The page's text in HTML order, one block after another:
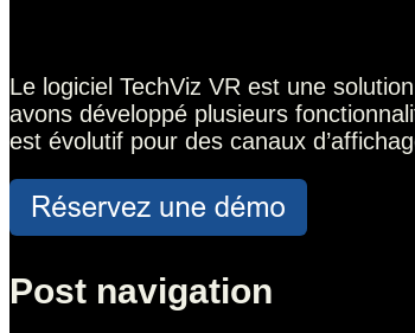
Le logiciel TechViz VR est une
avons développé plusieurs
est évolutif pour des canaux
Post navigation